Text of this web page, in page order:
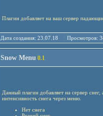
Плагин добавляет на ваш сервер
Дата создания: 23.07.18
Snow Menu 0.1
Данный плагин добавляет на сервер
интенсивность снега через меню.
Нет снега